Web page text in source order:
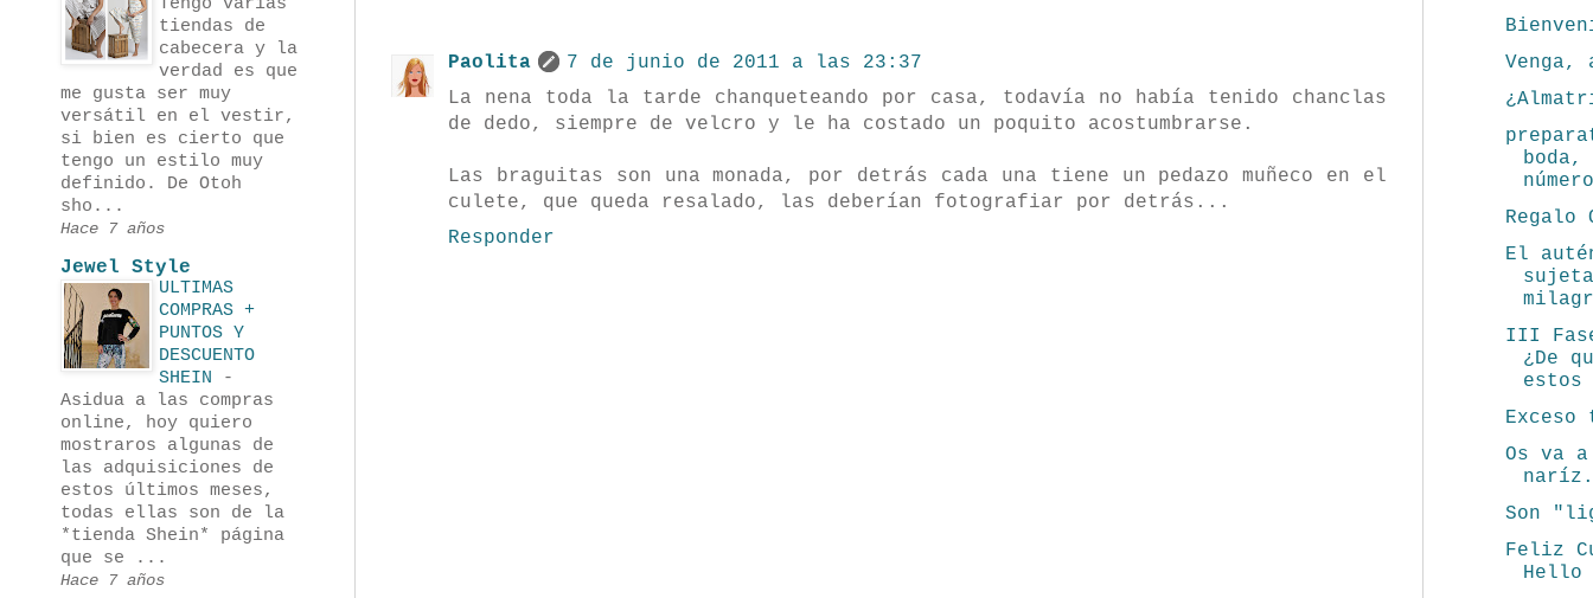
Paolita
7 de junio de 2011 a las 23:37
La nena toda la tarde chanqueteando por casa, todavía no había tenido chanclas
de dedo, siempre de velcro y le ha costado un poquito acostumbrarse.
Las braguitas son una monada, por detrás cada una tiene un pedazo muñeco en el
culete, que queda resalado, las deberían fotografiar por detrás...
Responder
tiendas de
cabecera y la
verdad es que
me gusta ser muy
versátil en el vestir,
si bien es cierto que
tengo un estilo muy
definido. De Otoh
sho...
Hace 7 años
Jewel Style
ULTIMAS
COMPRAS +
PUNTOS Y
DESCUENTO
SHEIN
-
Asidua a las compras
online, hoy quiero
mostraros algunas de
las adquisiciones de
estos últimos meses,
todas ellas son de la
*tienda Shein* página
que se ...
Hace 7 años
boda,
Regalo
El
III
¿De
estos
Os va
Son
Feliz